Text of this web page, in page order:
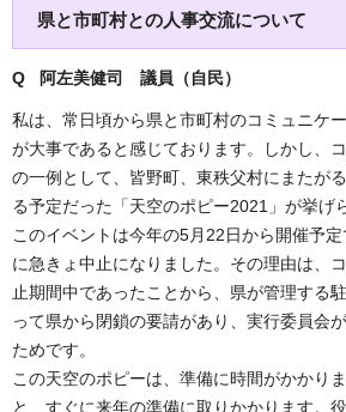
県と市町村との人事交流について
Q 阿左美健司 議員（自民）
私は、常日頃から県と市町村のコミュニケ
が大事であると感じております。しかし、
の一例として、皆野町、東秩父村にまたが
る予定だった「天空のポピー2021」が挙げ
このイベントは今年の5月22日から開催予
に急きょ中止になりました。その理由は、
止期間中であったことから、県が管理する
って県から閉鎖の要請があり、実行委員会
ためです。
この天空のポピーは、準備に時間がかかり
と、すぐに来年の準備に取りかかります。